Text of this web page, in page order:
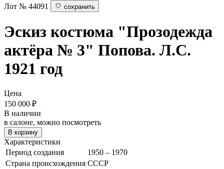
Лот № 44091
сохранить
Эскиз костюма "Прозодежда
актёра № 3" Попова. Л.С.
1921 год
Цена
150 000 ₽
В наличии
в салоне, можно посмотреть
В корзину
Характеристики
Период создания
1950 – 1970
Страна происхождения СССР